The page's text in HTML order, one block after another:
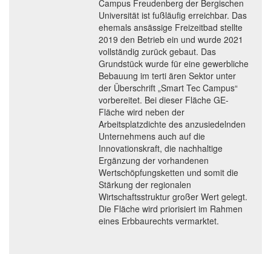
Campus Freudenberg der Bergischen
Universität ist fußläufig erreichbar. Das
ehemals ansässige Freizeitbad stellte
2019 den Betrieb ein und wurde 2021
vollständig zurück gebaut. Das
Grundstück wurde für eine gewerbliche
Bebauung im terti ären Sektor unter
der Überschrift „Smart Tec Campus“
vorbereitet. Bei dieser Fläche GE-
Fläche wird neben der
Arbeitsplatzdichte des anzusiedelnden
Unternehmens auch auf die
Innovationskraft, die nachhaltige
Ergänzung der vorhandenen
Wertschöpfungsketten und somit die
Stärkung der regionalen
Wirtschaftsstruktur großer Wert gelegt.
Die Fläche wird priorisiert im Rahmen
eines Erbbaurechts vermarktet.